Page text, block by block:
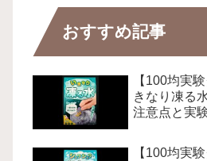
おすすめ記事
【100均実
きなり凍る
注意点と実
【100均実